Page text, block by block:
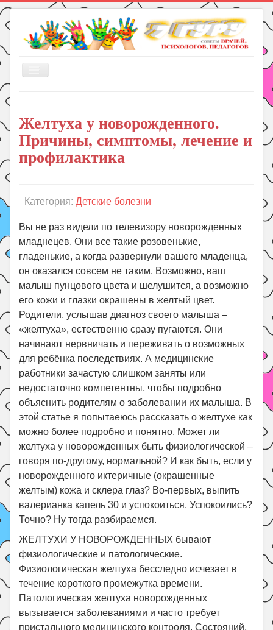
Включить/
Книги
Рукоделие
Подготовка к школе
ГДЗ
Праздники
Психология
Летом!
Поиск
Желтуха у новорожденного.
Причины, симптомы, лечение и
профилактика
Категория:Детские болезни
Вы не раз видели по телевизору новорожденных
младнецев. Они все такие розовенькие,
гладенькие, а когда развернули вашего младенца,
он оказался совсем не таким. Возможно, ваш
малыш пунцового цвета и шелушится, а возможно
его кожи и глазки окрашены в желтый цвет.
Родители, услышав диагноз своего малыша –
«желтуха», естественно сразу пугаются. Они
начинают нервничать и переживать о возможных
для ребёнка последствиях. А медицинские
работники зачастую слишком заняты или
недостаточно компетентны, чтобы подробно
объяснить родителям о заболевании их малыша. В
этой статье я попытаеюсь рассказать о желтухе как
можно более подробно и понятно. Может ли
желтуха у новорожденных быть физиологической –
говоря по-другому, нормальной? И как быть, если у
новорожденного иктеричные (окрашенные
желтым) кожа и склера глаз? Во-первых, выпить
валерианка капель 30 и успокоиться. Успокоились?
Точно? Ну тогда разбираемся.
ЖЕЛТУХИ У НОВОРОЖДЕННЫХ бывают
физиологические и патологические.
Физиологическая желтуха бесследно исчезает в
течение короткого промежутка времени.
Патологическая желтуха новорожденных
вызывается заболеваниями и часто требует
пристального медицинского контроля. Состояний,